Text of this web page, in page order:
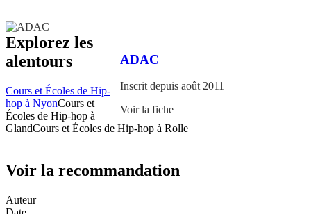
ADAC
Inscrit depuis août 2011
Voir la fiche
Explorez les
alentours
Cours et Écoles de Hip-
hop à NyonCours et
Écoles de Hip-hop à
GlandCours et Écoles de Hip-hop à Rolle
Voir la recommandation
Auteur